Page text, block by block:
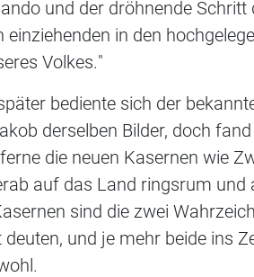
und der dröhnende Schritt
einziehenden in den
Volkes."
bediente sich der
derselben Bilder, doch
die neuen Kasernen wie
auf das Land ringsrum und
sind die zwei
und je mehr beide ins